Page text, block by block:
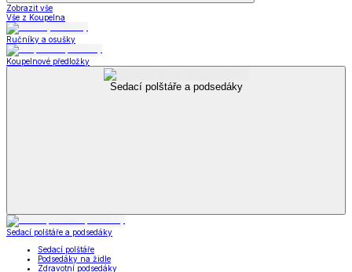
Zobrazit vše
Vše z Koupelna
Ručníky a osušky
Koupelnové předložky
Sedací polštáře a podsedáky
Sedací polštáře a podsedáky
Sedací polštáře
Podsedáky na židle
Zdravotní podsedáky